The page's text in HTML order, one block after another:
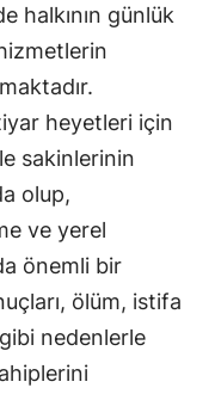
halkının günlük
heyetleri için
sakinlerinin
olup,
ve yerel
önemli bir
ölüm, istifa
nedenlerle